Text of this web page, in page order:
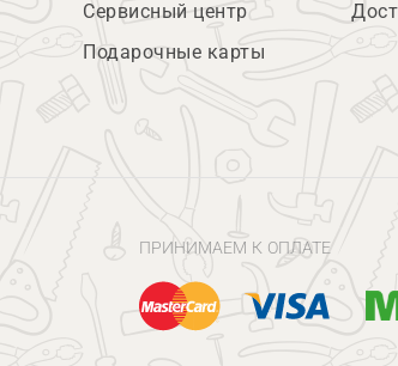
Сервисный центр
Подарочные карты
ПРИНИМАЕМ К ОПЛАТЕ